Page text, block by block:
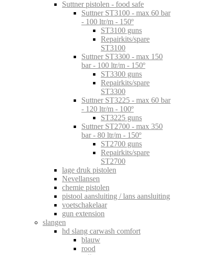
Suttner pistolen - food safe
Suttner ST3100 - max 60 bar
- 100 ltr/m - 150º
ST3100 guns
Repairkits/spare
ST3100
Suttner ST3300 - max 150
bar - 100 ltr/m - 150º
ST3300 guns
Repairkits/spare
ST3300
Suttner ST3225 - max 60 bar
- 120 ltr/m - 100º
ST3225 guns
Suttner ST2700 - max 350
bar - 80 ltr/m - 150º
ST2700 guns
Repairkits/spare
ST2700
lage druk pistolen
Nevellansen
chemie pistolen
pistool aansluiting / lans aansluiting
voetschakelaar
gun extension
slangen
hd slang carwash comfort
blauw
rood